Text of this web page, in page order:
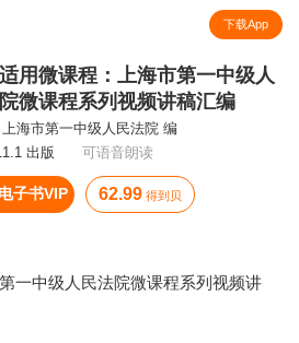
下载App
用微课程：上海市第一中级人
微课程系列视频讲稿汇编
上海市第一中级人民法院 编
出版
可语音朗读
子书VIP 62.99 得到贝
一中级人民法院微课程系列视频讲